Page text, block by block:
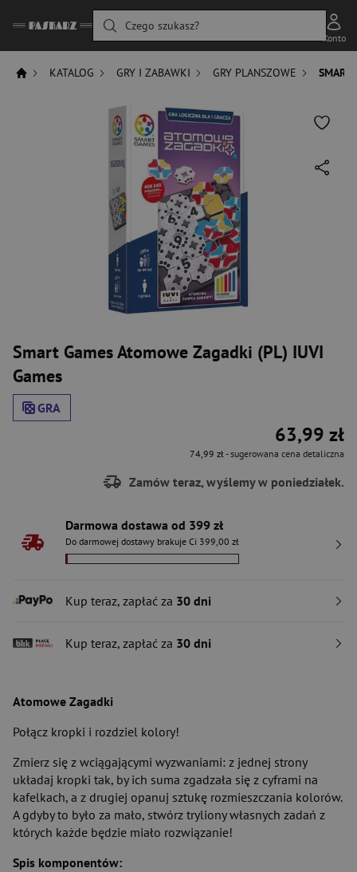
Czego szukasz?
Konto
KATALOG GRY I ZABAWKI GRY PLANSZOWE SMART
Smart Games Atomowe Zagadki (PL) IUVI
Games
GRA
63,99 zł
74,99 zł- sugerowana cena detaliczna
Zamów teraz, wyślemy w poniedziałek.
Darmowa dostawa od 399 zł
Do darmowej dostawy brakuje Ci 399,00 zł
Kup teraz, zapłać za 30 dni
Kup teraz, zapłać za 30 dni
Atomowe Zagadki
Połącz kropki i rozdziel kolory!
Zmierz się z wciągającymi wyzwaniami: z jednej strony
układaj kropki tak, by ich suma zgadzała się z cyframi na
kafelkach, a z drugiej opanuj sztukę rozmieszczania kolorów.
A gdyby to było za mało, stwórz tryliony własnych zadań z
których każde będzie miało rozwiązanie!
Spis komponentów: